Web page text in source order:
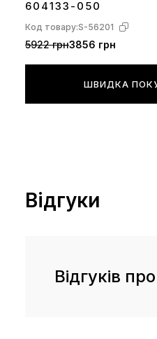
604133-050
Код товару:S-56201
5922 грн3856 грн
ШВИДКА
Відгуки
Відгуків